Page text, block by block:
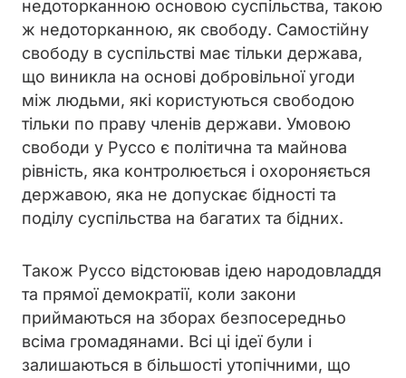
недоторканною основою суспільства, такою
ж недоторканною, як свободу. Самостійну
свободу в суспільстві має тільки держава,
що виникла на основі добровільної угоди
між людьми, які користуються свободою
тільки по праву членів держави. Умовою
свободи у Руссо є політична та майнова
рівність, яка контролюється і охороняється
державою, яка не допускає бідності та
поділу суспільства на багатих та бідних.
Також Руссо відстоював ідею народовладдя
та прямої демократії, коли закони
приймаються на зборах безпосередньо
всіма громадянами. Всі ці ідеї були і
залишаються в більшості утопічними, що